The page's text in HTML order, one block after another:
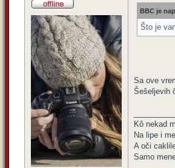
BBC je
Što je
Sa ove
Šešeljevih
Kô nekad
Na lipe i
A oči
Samo